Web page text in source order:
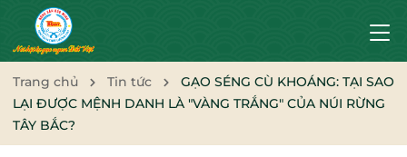
Trang chủ Tin tức
GẠO SÉNG CÙ KHOÁNG: TẠI SAO
LẠI ĐƯỢC MỆNH DANH LÀ "VÀNG TRẮNG" CỦA NÚI RỪNG
TÂY BẮC?